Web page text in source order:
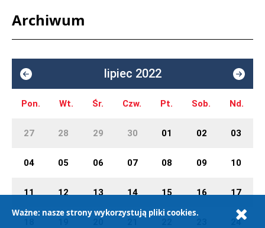
Archiwum
lipiec 2022
Pon. Wt. Śr. Czw. Pt. Sob. Nd.
27 28 29 30 01 02 03
04 05 06 07 08 09 10
11 12 13 14 15 16 17
24
Ważne: nasze strony wykorzystują pliki cookies.